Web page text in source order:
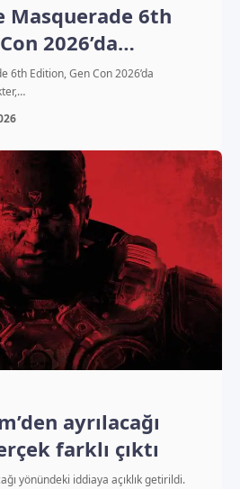
Masquerade 6th
2026’da
6th Edition, Gen Con 2026’da
ayrılacağı
farklı çıktı
yönündeki iddiaya açıklık getirildi.